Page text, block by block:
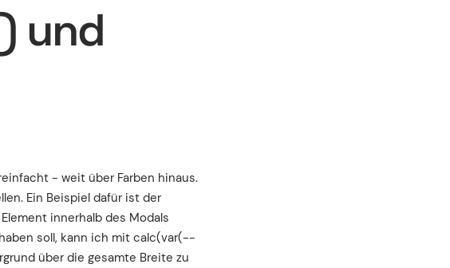
und
- weit über Farben hinaus.
Ein Beispiel dafür ist der
innerhalb des Modals
soll, kann ich mit calc(var(--
über die gesamte Breite zu